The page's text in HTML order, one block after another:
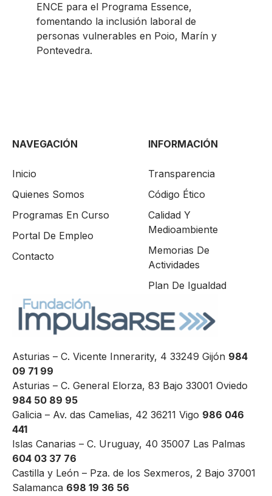
ENCE para el Programa Essence,
fomentando la inclusión laboral de
personas vulnerables en Poio, Marín y
Pontevedra.
NAVEGACIÓN
Inicio
Quienes Somos
Programas En Curso
Portal De Empleo
Contacto
INFORMACIÓN
Transparencia
Código Ético
Calidad Y
Medioambiente
Memorias De
Actividades
Plan De Igualdad
Asturias – C. Vicente Innerarity, 4 33249 Gijón 984
09 71 99
Asturias – C. General Elorza, 83 Bajo 33001 Oviedo
984 50 89 95
Galicia – Av. das Camelias, 42 36211 Vigo 986 046
441
Islas Canarias – C. Uruguay, 40 35007 Las Palmas
604 03 37 76
Castilla y León – Pza. de los Sexmeros, 2 Bajo 37001
Salamanca 698 19 36 56